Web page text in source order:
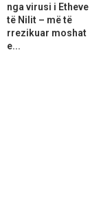
nga virusi i Etheve
të Nilit – më të
rrezikuar moshat
e...